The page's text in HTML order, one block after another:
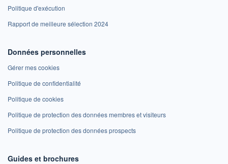
Politique d'exécution
Rapport de meilleure sélection 2024
Données personnelles
Gérer mes cookies
Politique de confidentialité
Politique de cookies
Politique de protection des données membres et visiteurs
Politique de protection des données prospects
Guides et brochures